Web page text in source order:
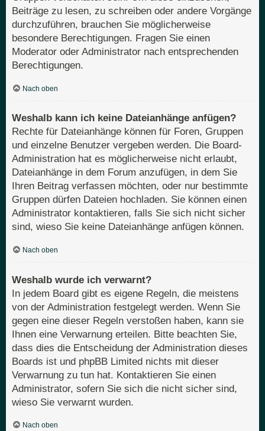
Beiträge zu lesen, zu schreiben oder andere Vorgänge
durchzuführen, brauchen Sie möglicherweise
besondere Berechtigungen. Fragen Sie einen
Moderator oder Administrator nach entsprechenden
Berechtigungen.
Nach oben
Weshalb kann ich keine Dateianhänge anfügen?
Rechte für Dateianhänge können für Foren, Gruppen
und einzelne Benutzer vergeben werden. Die Board-
Administration hat es möglicherweise nicht erlaubt,
Dateianhänge in dem Forum anzufügen, in dem Sie
Ihren Beitrag verfassen möchten, oder nur bestimmte
Gruppen dürfen Dateien hochladen. Sie können einen
Administrator kontaktieren, falls Sie sich nicht sicher
sind, wieso Sie keine Dateianhänge anfügen können.
Nach oben
Weshalb wurde ich verwarnt?
In jedem Board gibt es eigene Regeln, die meistens
von der Administration festgelegt werden. Wenn Sie
gegen eine dieser Regeln verstoßen haben, kann sie
Ihnen eine Verwarnung erteilen. Bitte beachten Sie,
dass dies die Entscheidung der Administration dieses
Boards ist und phpBB Limited nichts mit dieser
Verwarnung zu tun hat. Kontaktieren Sie einen
Administrator, sofern Sie sich die nicht sicher sind,
wieso Sie verwarnt wurden.
Nach oben